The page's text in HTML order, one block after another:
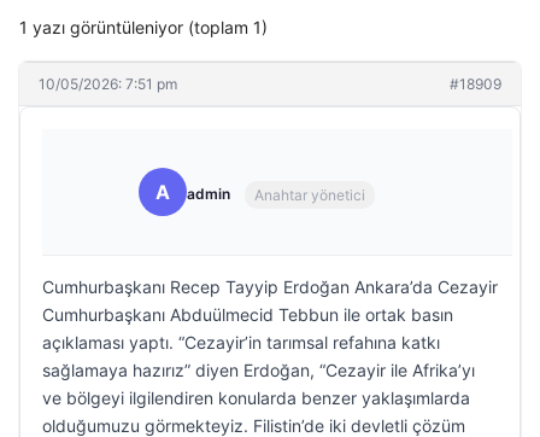
1 yazı görüntüleniyor (toplam 1)
10/05/2026: 7:51 pm #18909
A admin Anahtar yönetici
Cumhurbaşkanı Recep Tayyip Erdoğan Ankara’da Cezayir
Cumhurbaşkanı Abduülmecid Tebbun ile ortak basın
açıklaması yaptı. “Cezayir’in tarımsal refahına katkı
sağlamaya hazırız” diyen Erdoğan, “Cezayir ile Afrika’yı
ve bölgeyi ilgilendiren konularda benzer yaklaşımlarda
olduğumuzu görmekteyiz. Filistin’de iki devletli çözüm